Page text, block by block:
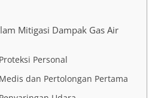
Mitigasi Dampak Gas Air
Personal
dan Pertolongan Pertama